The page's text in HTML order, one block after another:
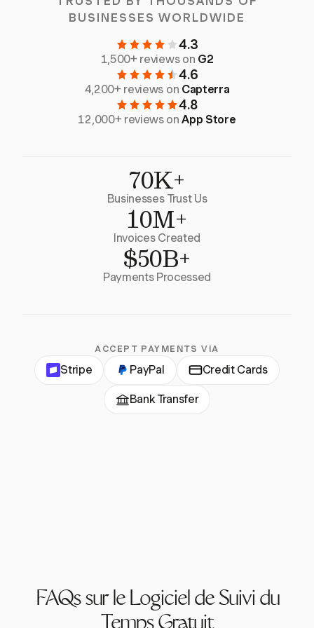
BUSINESSES WORLDWIDE
4.3
1,500+ reviews on G2
4.6
4,200+ reviews on Capterra
4.8
12,000+ reviews onApp Store
70K+
Businesses Trust Us
10M+
Invoices Created
$50B+
Payments Processed
ACCEPT PAYMENTS VIA
Stripe PayPal Credit Cards
Bank Transfer
FAQs sur le Logiciel de Suivi du